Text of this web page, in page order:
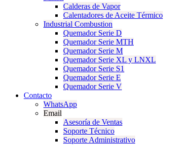
Calderas de Vapor
Calentadores de Aceite Térmico
Industrial Combustion
Quemador Serie D
Quemador Serie MTH
Quemador Serie M
Quemador Serie XL y LNXL
Quemador Serie S1
Quemador Serie E
Quemador Serie V
Contacto
WhatsApp
Email
Asesoría de Ventas
Soporte Técnico
Soporte Administrativo